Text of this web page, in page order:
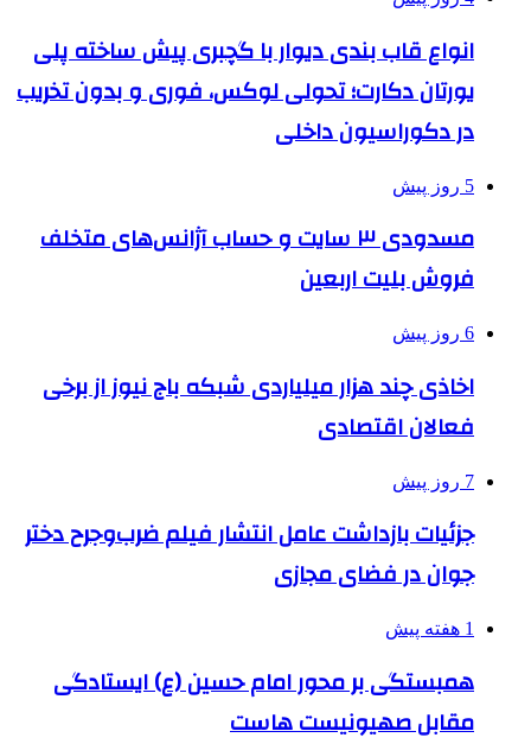
انواع قاب بندی دیوار با گچبری پیش ساخته پلی
یورتان دکارت؛ تحولی لوکس، فوری و بدون تخریب
در دکوراسیون داخلی
5 روز پیش
مسدودی ۳ سایت و حساب آژانس‌های متخلف
فروش بلیت اربعین
6 روز پیش
اخاذی چند هزار میلیاردی شبکه باج نیوز از برخی
فعالان اقتصادی
7 روز پیش
جزئیات بازداشت عامل انتشار فیلم ضرب‌وجرح دختر
جوان در فضای مجازی
1 هفته پیش
همبستگی بر محور امام حسین (ع) ایستادگی
مقابل صهیونیست هاست